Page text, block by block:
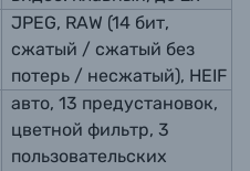
JPEG, RAW (14 бит,
сжатый / сжатый без
потерь / несжатый), HEIF
авто, 13 предустановок,
цветной фильтр, 3
пользовательских